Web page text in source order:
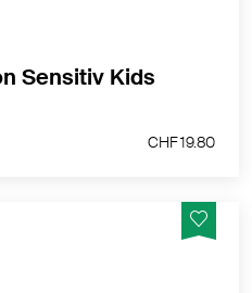
Sensitiv Kids
CHF 19.80